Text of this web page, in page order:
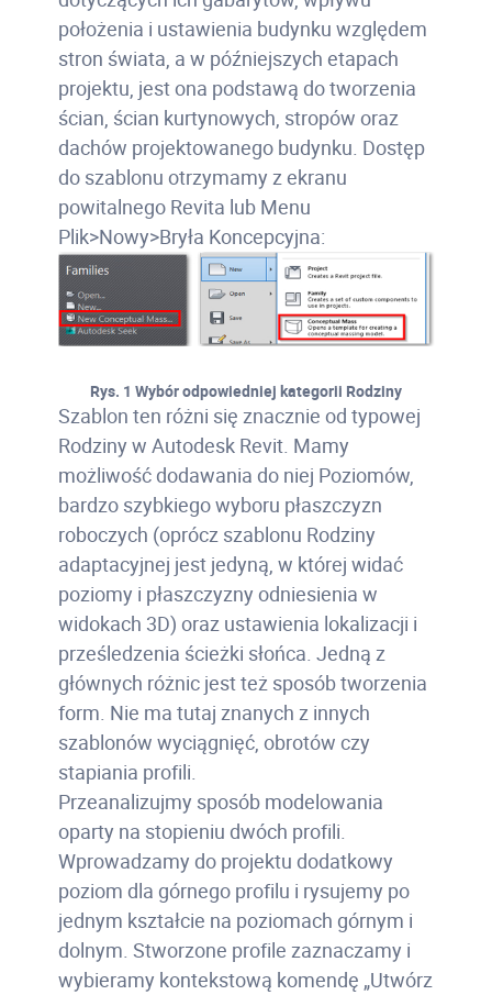
położenia i ustawienia budynku względem
stron świata, a w późniejszych etapach
projektu, jest ona podstawą do tworzenia
ścian, ścian kurtynowych, stropów oraz
dachów projektowanego budynku. Dostęp
do szablonu otrzymamy z ekranu
powitalnego Revita lub Menu
Plik>Nowy>Bryła Koncepcyjna:
Rys. 1 Wybór odpowiedniej kategorii Rodziny
Szablon ten różni się znacznie od typowej
Rodziny w Autodesk Revit. Mamy
możliwość dodawania do niej Poziomów,
bardzo szybkiego wyboru płaszczyzn
roboczych (oprócz szablonu Rodziny
adaptacyjnej jest jedyną, w której widać
poziomy i płaszczyzny odniesienia w
widokach 3D) oraz ustawienia lokalizacji i
prześledzenia ścieżki słońca. Jedną z
głównych różnic jest też sposób tworzenia
form. Nie ma tutaj znanych z innych
szablonów wyciągnięć, obrotów czy
stapiania profili.
Przeanalizujmy sposób modelowania
oparty na stopieniu dwóch profili.
Wprowadzamy do projektu dodatkowy
poziom dla górnego profilu i rysujemy po
jednym kształcie na poziomach górnym i
dolnym. Stworzone profile zaznaczamy i
wybieramy kontekstową komendę „Utwórz